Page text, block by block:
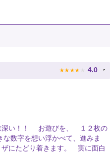
★ ★ ★ ★ ★ 4.0
深い！！ お遊びを、 １２枚の
数字を想い浮かべて、進みま
にたどり着きます。 実に面白